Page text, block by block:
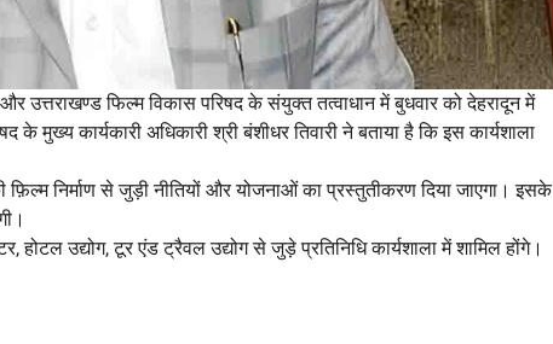
फिल्म विकास परिषद के संयुक्त तत्वाधान में बुधवार को देहरादून में
मुख्य कार्यकारी अधिकारी श्री बंशीधर तिवारी ने बताया है कि इस कार्यशाला
फ़िल्म निर्माण से जुड़ी नीतियों और योजनाओं का प्रस्तुतीकरण दिया जाएगा। इसके
होटल उद्योग, टूर एंड ट्रैवल उद्योग से जुड़े प्रतिनिधि कार्यशाला में शामिल होंगे।